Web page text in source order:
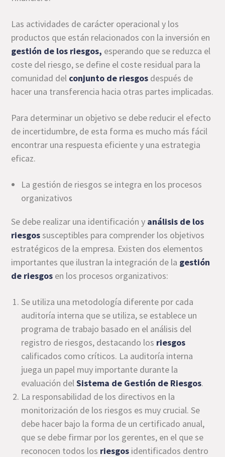
Las actividades de carácter operacional y los
productos que están relacionados con la inversión en
gestión de los riesgos, esperando que se reduzca el
coste del riesgo, se define el coste residual para la
comunidad del conjunto de riesgos después de
hacer una transferencia hacia otras partes implicadas.
Para determinar un objetivo se debe reducir el efecto
de incertidumbre, de esta forma es mucho más fácil
encontrar una respuesta eficiente y una estrategia
eficaz.
La gestión de riesgos se integra en los procesos
organizativos
Se debe realizar una identificación y análisis de los
riesgossusceptibles para comprender los objetivos
estratégicos de la empresa. Existen dos elementos
importantes que ilustran la integración de la gestión
de riesgos en los procesos organizativos:
Se utiliza una metodología diferente por cada
auditoría interna que se utiliza, se establece un
programa de trabajo basado en el análisis del
registro de riesgos, destacando los riesgos
calificados como críticos. La auditoría interna
juega un papel muy importante durante la
evaluación delSistema de Gestión de Riesgos.
La responsabilidad de los directivos en la
monitorización de los riesgos es muy crucial. Se
debe hacer bajo la forma de un certificado anual,
que se debe firmar por los gerentes, en el que se
reconocen todos los riesgos identificados dentro